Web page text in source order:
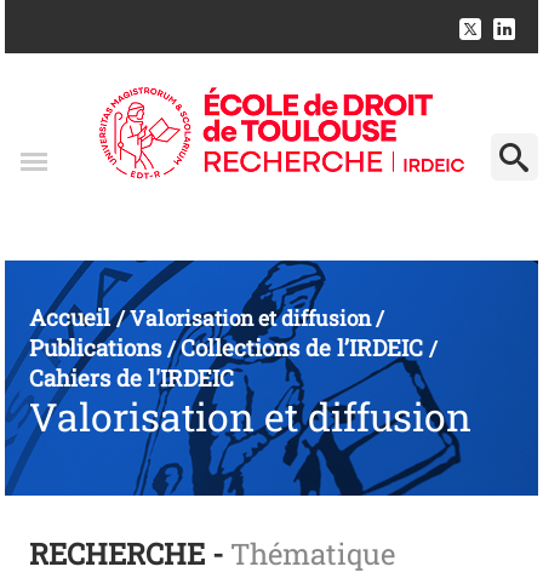
Accueil/Valorisation et diffusion/
Publications/Collections de l’IRDEIC/
Cahiers de l'IRDEIC
Valorisation et diffusion
RECHERCHE - Thématique